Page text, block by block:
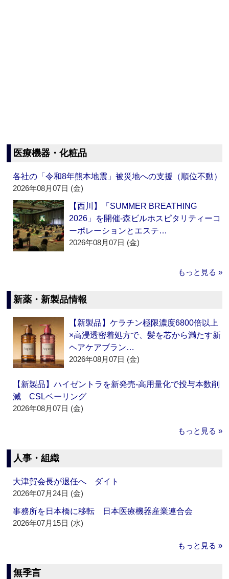
医療機器・化粧品
各社の「令和8年熊本地震」被災地への支援（順位不動）
2026年08月07日 (金)
【西川】「SUMMER BREATHING
2026」を開催‐森ビルホスピタリティーコ
ーポレーションとエステ…
2026年08月07日 (金)
もっと見る »
新薬・新製品情報
【新製品】ケラチン極限濃度6800倍以上
×高浸透密着処方で、髪を芯から満たす新
ヘアケアブラン…
2026年08月07日 (金)
【新製品】ハイゼントラを新発売‐高用量化で投与本数削
減 CSLベーリング
2026年08月07日 (金)
もっと見る »
人事・組織
大津賀会長が退任へ ダイト
2026年07月24日 (金)
事務所を日本橋に移転 日本医療機器産業連合会
2026年07月15日 (水)
もっと見る »
無季言